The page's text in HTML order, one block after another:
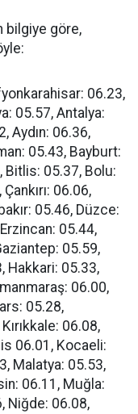
bilgiye göre,
06.23,
05.57, Antalya:
Aydın: 06.36,
05.43, Bayburt:
Bitlis: 05.37, Bolu:
06.06,
05.46, Düzce:
05.44,
05.59,
Hakkari: 05.33,
06.00,
05.28,
06.08,
06.01, Kocaeli:
Malatya: 05.53,
06.11, Muğla:
Niğde: 06.08,